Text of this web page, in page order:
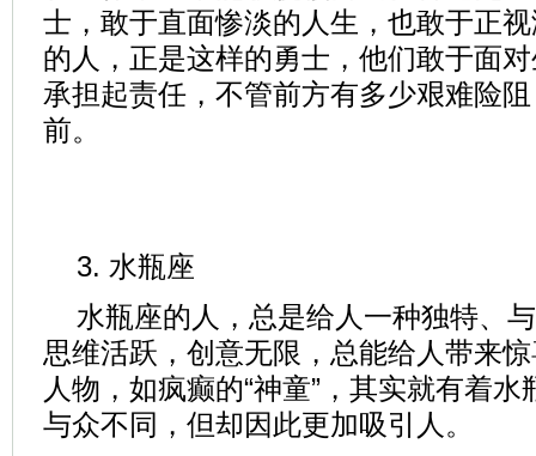
士，敢于直面惨淡的人生，也敢于正
的人，正是这样的勇士，他们敢于面
承担起责任，不管前方有多少艰难险
前。
3. 水瓶座
水瓶座的人，总是给人一种独特、
思维活跃，创意无限，总能给人带来
人物，如疯癫的“神童”，其实就有着
与众不同，但却因此更加吸引人。